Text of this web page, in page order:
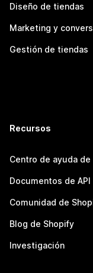
Diseño de tiendas
Marketing y
Gestión de tiendas
Recursos
Centro de ayuda de
Documentos de API
Comunidad de
Blog de Shopify
Investigación